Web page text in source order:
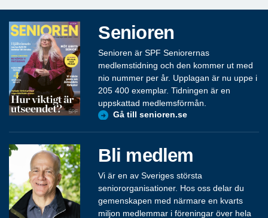
Senioren
Senioren är SPF Seniorernas
medlemstidning och den kommer ut med
nio nummer per år. Upplagan är nu uppe i
205 400 exemplar. Tidningen är en
uppskattad medlemsförmån.
Gå till senioren.se
Bli medlem
Vi är en av Sveriges största
seniororganisationer. Hos oss delar du
gemenskapen med närmare en kvarts
miljon medlemmar i föreningar över hela